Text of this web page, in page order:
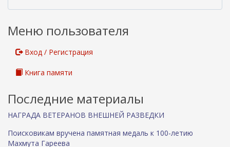
Меню пользователя
Вход / Регистрация
Книга памяти
Последние материалы
НАГРАДА ВЕТЕРАНОВ ВНЕШНЕЙ РАЗВЕДКИ
Поисковикам вручена памятная медаль к 100-летию
Махмута Гареева